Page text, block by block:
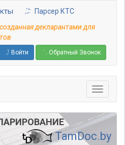
Парсер КТС
декларантами для
Войти Обратный Звонок
TamDoc.by